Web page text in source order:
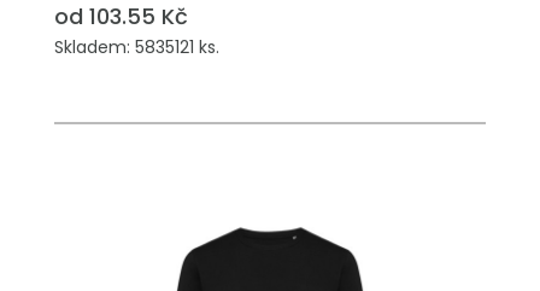
od 103.55 Kč
Skladem: 5835121 ks.